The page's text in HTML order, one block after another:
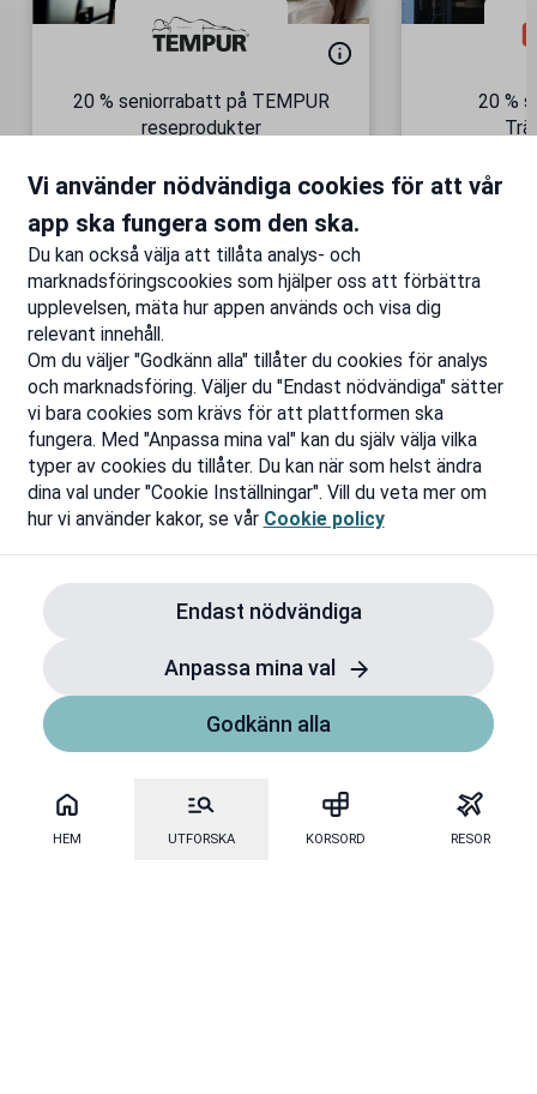
HEM UTFORSKA KORSORD RESOR
20 % seniorrabatt på TEMPUR
reseprodukter
är!
Till rabatten
20 %
Vi använder nödvändiga cookies för att vår
app ska fungera som den ska.
Du kan också välja att tillåta analys- och
marknadsföringscookies som hjälper oss att förbättra
upplevelsen, mäta hur appen används och visa dig
relevant innehåll.
Om du väljer "Godkänn alla" tillåter du cookies för analys
och marknadsföring. Väljer du "Endast nödvändiga" sätter
vi bara cookies som krävs för att plattformen ska
fungera. Med "Anpassa mina val" kan du själv välja vilka
typer av cookies du tillåter. Du kan när som helst ändra
dina val under "Cookie Inställningar". Vill du veta mer om
hur vi använder kakor, se vår Cookie policy
Endast nödvändiga
Anpassa mina val
Godkänn alla